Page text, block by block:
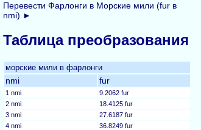
Перевести Фарлонги в Морские мили (fur в
nmi) ►
Таблица преобразования
морские мили в фарлонги
nmi fur
1 nmi
9.2062 fur
2 nmi
18.4125 fur
3 nmi
27.6187 fur
4 nmi
36.8249 fur